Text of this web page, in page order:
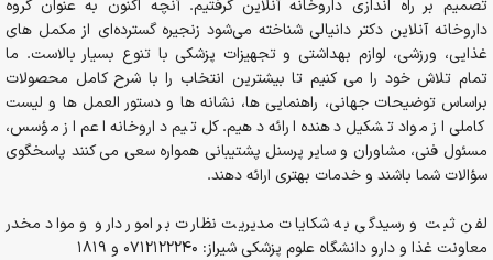
تصمیم بر راه اندازی داروخانه آنلاین گرفتیم. آنچه اکنون به عنوان گروه
داروخانه آنلاین دکتر دانیالی شناخته می‌شود زنجیره گسترده‌ای از مکمل های
غذایی، ورزشی، لوازم بهداشتی و تجهیزات پزشکی با تنوع بسیار بالاست. ما
تمام تلاش خود را می کنیم تا بیشترین انتخاب را با شرح کامل محصولات
براساس توضیحات جهانی، راهنمایی ها، نشانه ها و دستور العمل ها و لیست
کاملی از مواد تشکیل دهنده ارائه دهیم. کل تیم داروخانه اعم از مؤسس،
مسئول فنی، مشاوران و سایر پرسنل پشتیبانی همواره سعی می کنند پاسخگوی
سؤالات شما باشند و خدمات بهتری ارائه دهند.
لفن ثبت و رسیدگی به شکایات مدیریت نظارت بر امور دارو و مواد مخدر
معاونت غذا و دارو دانشگاه علوم پزشکی شیراز: 0712122240 و 1819